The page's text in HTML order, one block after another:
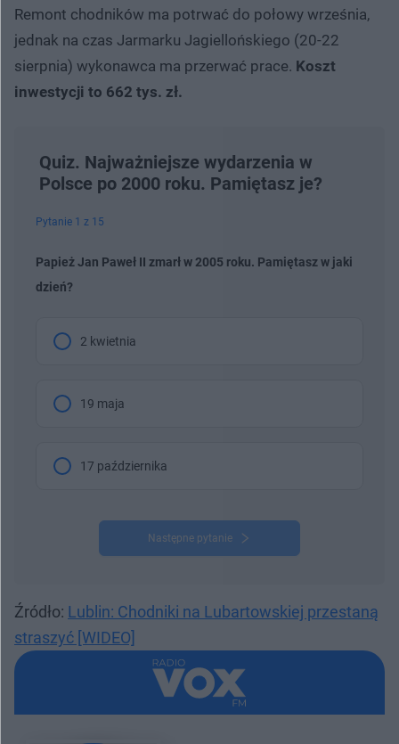
Remont chodników ma potrwać do połowy września,
jednak na czas Jarmarku Jagiellońskiego (20-22
sierpnia) wykonawca ma przerwać prace. Koszt
inwestycji to 662 tys. zł.
Quiz. Najważniejsze wydarzenia w
Polsce po 2000 roku. Pamiętasz je?
Pytanie 1 z 15
Papież Jan Paweł II zmarł w 2005 roku. Pamiętasz w jaki
dzień?
2 kwietnia
19 maja
17 października
Następne pytanie
Źródło: Lublin: Chodniki na Lubartowskiej przestaną
straszyć [WIDEO]